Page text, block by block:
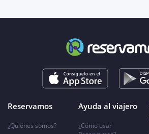
Reservamos
¿Quiénes somos?
Ayuda al viajero
¿Cómo usar